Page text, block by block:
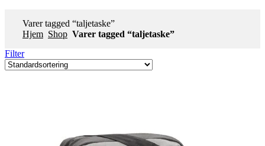
Varer tagged “taljetaske”
Hjem Shop Varer tagged “taljetaske”
Filter